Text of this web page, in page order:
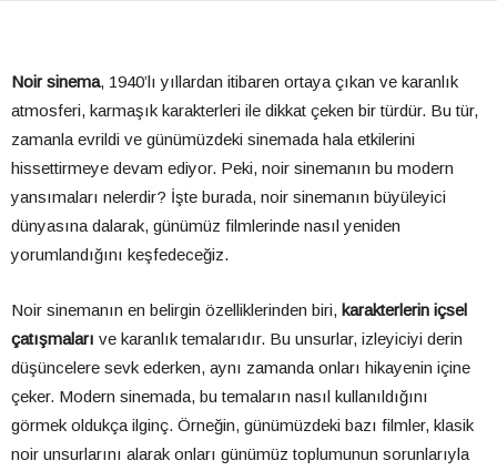
Noir sinema, 1940’lı yıllardan itibaren ortaya çıkan ve karanlık
atmosferi, karmaşık karakterleri ile dikkat çeken bir türdür. Bu tür,
zamanla evrildi ve günümüzdeki sinemada hala etkilerini
hissettirmeye devam ediyor. Peki, noir sinemanın bu modern
yansımaları nelerdir? İşte burada, noir sinemanın büyüleyici
dünyasına dalarak, günümüz filmlerinde nasıl yeniden
yorumlandığını keşfedeceğiz.
Noir sinemanın en belirgin özelliklerinden biri, karakterlerin içsel
çatışmaları ve karanlık temalarıdır. Bu unsurlar, izleyiciyi derin
düşüncelere sevk ederken, aynı zamanda onları hikayenin içine
çeker. Modern sinemada, bu temaların nasıl kullanıldığını
görmek oldukça ilginç. Örneğin, günümüzdeki bazı filmler, klasik
noir unsurlarını alarak onları günümüz toplumunun sorunlarıyla